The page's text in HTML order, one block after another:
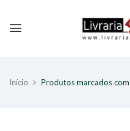
Início Produtos marcados